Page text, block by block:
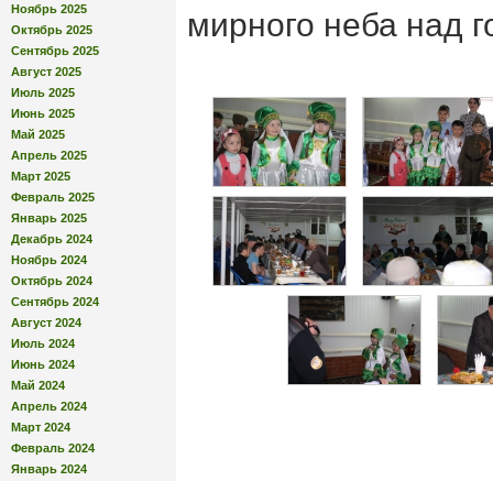
Ноябрь 2025
Октябрь 2025
Сентябрь 2025
Август 2025
Июль 2025
Июнь 2025
Май 2025
Апрель 2025
Март 2025
Февраль 2025
Январь 2025
Декабрь 2024
Ноябрь 2024
Октябрь 2024
Сентябрь 2024
Август 2024
Июль 2024
Июнь 2024
Май 2024
Апрель 2024
Март 2024
Февраль 2024
Январь 2024
мирного неба над